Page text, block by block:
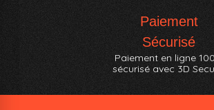
Paiement
Sécurisé
Paiement en ligne
sécurisé avec 3D